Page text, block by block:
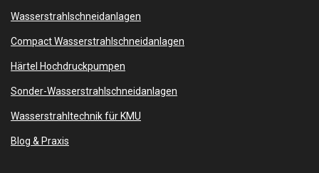
Wasserstrahlschneidanlagen
Compact Wasserstrahlschneidanlagen
Härtel Hochdruckpumpen
Sonder-Wasserstrahlschneidanlagen
Wasserstrahltechnik für KMU
Blog & Praxis